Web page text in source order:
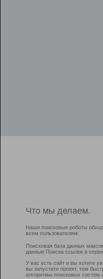
Что мы делаем.
Наши поисковые роботы
всем пользователям.
Поисковая база данных
данные Поиска ссылок в
У вас есть сайт и вы хотите
вы запустите проект, тем
алгоритмы поисковых систем